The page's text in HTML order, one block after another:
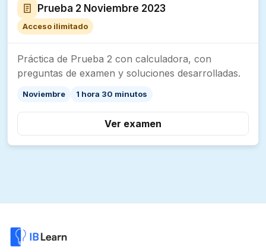
Prueba 2 Noviembre 2023
Acceso ilimitado
Práctica de Prueba 2 con calculadora, con
preguntas de examen y soluciones desarrolladas.
Noviembre 1 hora 30 minutos
Ver examen